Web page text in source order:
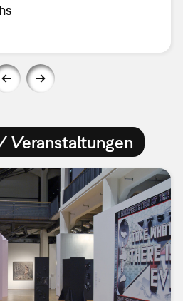
Veranstaltungen